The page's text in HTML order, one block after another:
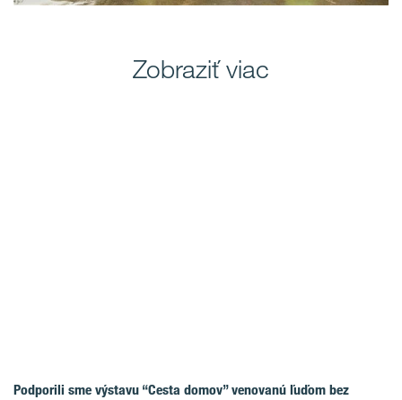
Zobraziť viac
Podporili sme výstavu “Cesta domov” venovanú ľuďom bez